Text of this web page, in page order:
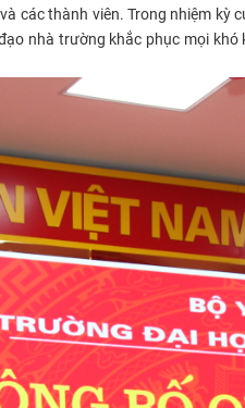
thành viên. Trong nhiệm kỳ
nhà trường khắc phục mọi